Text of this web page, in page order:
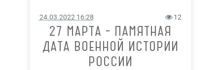
24.03.2022 16:28 12
27 МАРТА - ПАМЯТНАЯ
ДАТА ВОЕННОЙ ИСТОРИИ
РОССИИ